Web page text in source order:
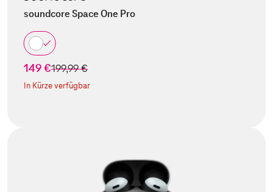
soundcore Space One Pro
149 €statt
199,99 €
In Kürze verfügbar